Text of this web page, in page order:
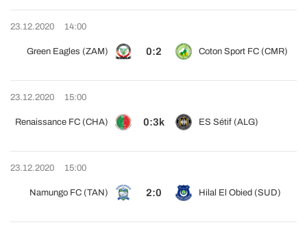
23.12.2020 14:00
Green Eagles (ZAM) 0:2 Coton Sport FC (CMR)
23.12.2020 15:00
Renaissance FC (CHA) 0:3k ES Sétif (ALG)
23.12.2020 15:00
Namungo FC (TAN) 2:0 Hilal El Obied (SUD)